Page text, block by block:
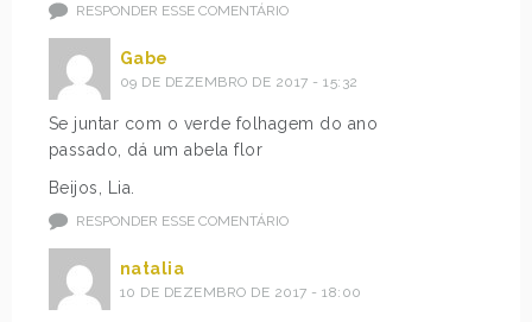
RESPONDER ESSE COMENTÁRIO
Gabe
09 DE DEZEMBRO DE 2017 - 15:32
Se juntar com o verde folhagem do ano
passado, dá um abela flor
Beijos, Lia.
RESPONDER ESSE COMENTÁRIO
natalia
10 DE DEZEMBRO DE 2017 - 18:00